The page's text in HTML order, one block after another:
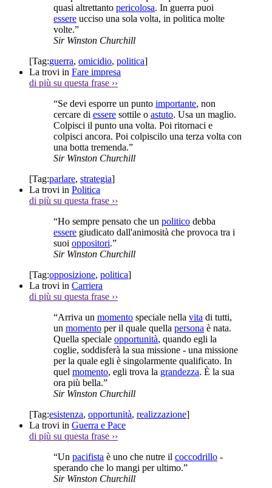
quasi altrettanto pericolosa. In guerra puoi
essere ucciso una sola volta, in politica molte
volte.”
Sir Winston Churchill
[Tag:guerra, omicidio, politica]
La trovi in Fare impresa
di più su questa frase ››
“Se devi esporre un punto importante, non
cercare di essere sottile o astuto. Usa un maglio.
Colpisci il punto una volta. Poi ritornaci e
colpisci ancora. Poi colpiscilo una terza volta con
una botta tremenda.”
Sir Winston Churchill
[Tag:parlare, strategia]
La trovi in Politica
di più su questa frase ››
“Ho sempre pensato che un politico debba
essere giudicato dall'animosità che provoca tra i
suoi oppositori.”
Sir Winston Churchill
[Tag:opposizione, politica]
La trovi in Carriera
di più su questa frase ››
“Arriva un momento speciale nella vita di tutti,
un momento per il quale quella persona è nata.
Quella speciale opportunità, quando egli la
coglie, soddisferà la sua missione - una missione
per la quale egli è singolarmente qualificato. In
quel momento, egli trova la grandezza. È la sua
ora più bella.”
Sir Winston Churchill
[Tag:esistenza, opportunità, realizzazione]
La trovi in Guerra e Pace
di più su questa frase ››
“Un pacifista è uno che nutre il coccodrillo -
sperando che lo mangi per ultimo.”
Sir Winston Churchill